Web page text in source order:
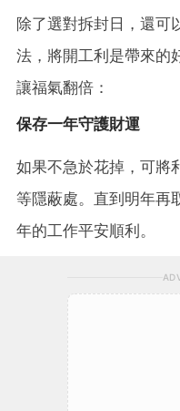
除了選對拆封日，還可
法，將開工利是帶來的
讓福氣翻倍：
保存一年守護財運
如果不急於花掉，可將
等隱蔽處。直到明年再
年的工作平安順利。